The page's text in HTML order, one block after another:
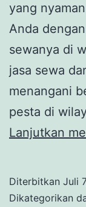
yang
Anda
sewanya di
jasa sewa
menangani
pesta di
Lanjutkan
Diterbitkan Juli
Dikategorikan